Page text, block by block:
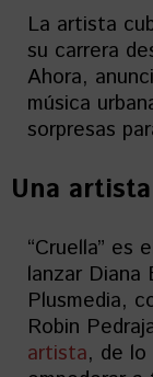
La artista
su carrera
Ahora,
música
sorpresas
Una
“Cruella” es
lanzar Diana
Plusmedia,
Robin
artista, de